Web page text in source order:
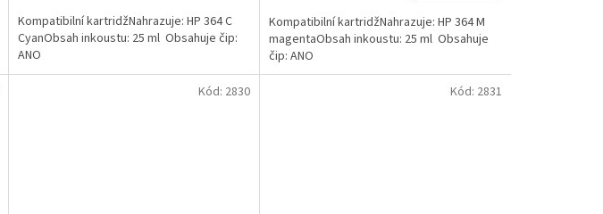
Kompatibilní kartridžNahrazuje: HP 364 C
CyanObsah inkoustu: 25 ml Obsahuje čip:
ANO
Kompatibilní kartridžNahrazuje: HP 364 M
magentaObsah inkoustu: 25 ml Obsahuje
čip: ANO
Kód: 2830 Kód: 2831